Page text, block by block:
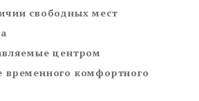
свободных мест
центром
временного комфортного